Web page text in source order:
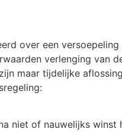
over een
verlenging van
maar tijdelijke
niet of nauwelijks winst